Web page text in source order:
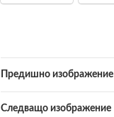
Предишно изображение
Следващо изображение